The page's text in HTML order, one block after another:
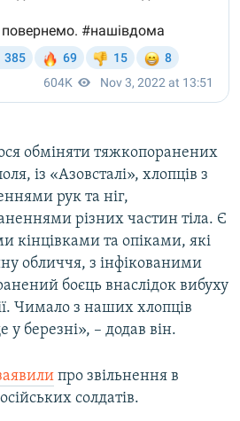
обміняти тяжкопоранених
із «Азовсталі», хлопців з
рук та ніг,
різних частин тіла. Є
кінцівками та опіками, які
обличчя, з інфікованими
боєць внаслідок вибуху
Чимало з наших хлопців
березні», – додав він.
про звільнення в
солдатів.